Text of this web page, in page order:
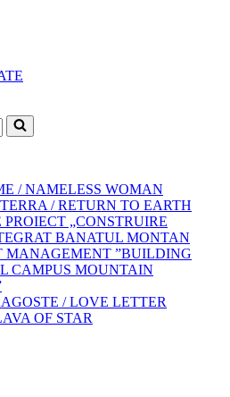
/ NAMELESS WOMAN
/ RETURN TO EARTH
„CONSTRUIRE
BANATUL MONTAN
MANAGEMENT ”BUILDING
CAMPUS MOUNTAIN
/ LOVE LETTER
OF STAR